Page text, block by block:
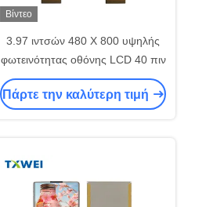
Βίντεο
3.97 ιντσών 480 X 800 υψηλής
φωτεινότητας οθόνης LCD 40 πιν
Πάρτε την καλύτερη τιμή